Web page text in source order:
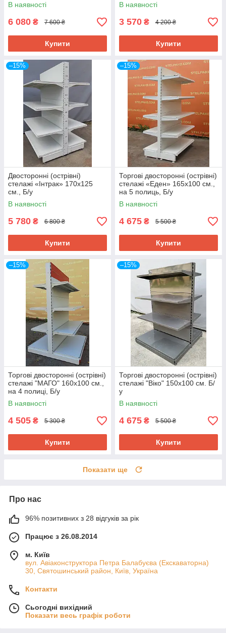
В наявності
6 080 ₴ 7 600 ₴
Купити
В наявності
3 570 ₴ 4 200 ₴
Купити
–15%
Двосторонні (острівні)
стелажі «Інтрак» 170х125
см., Б/у
В наявності
5 780 ₴ 6 800 ₴
Купити
–15%
Торгові двосторонні (острівні)
стелажі «Еден» 165х100 cм.,
на 5 полиць, Б/у
В наявності
4 675 ₴ 5 500 ₴
Купити
–15%
Торгові двосторонні (острівні)
стелажі "МАГО" 160х100 см.,
на 4 полиці, Б/у
В наявності
4 505 ₴ 5 300 ₴
Купити
–15%
Торгові двосторонні (острівні)
стелажі "Віко" 150х100 см. Б/
у
В наявності
4 675 ₴ 5 500 ₴
Купити
Показати ще
Про нас
96% позитивних з 28 відгуків за рік
Працює з 26.08.2014
м. Київ
вул. Авіаконструктора Петра Балабуєва (Екскаваторна)
30, Святошинський район, Київ, Україна
Контакти
Сьогодні вихідний
Показати весь графік роботи